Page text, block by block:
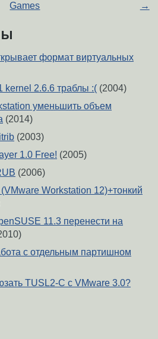
Games →
формат виртуальных
kernel 2.6.6 траблы :( (2004)
уменьшить объем
(2014)
(2003)
1.0 Free! (2005)
(2006)
Workstation 12)+тонкий
11.3 перенести на
с отдельным партишном
TUSL2-C с VMware 3.0?